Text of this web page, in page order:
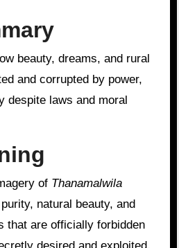
beauty, dreams, and rural
and corrupted by power,
despite laws and moral
of Thanamalwila
natural beauty, and
that are officially forbidden